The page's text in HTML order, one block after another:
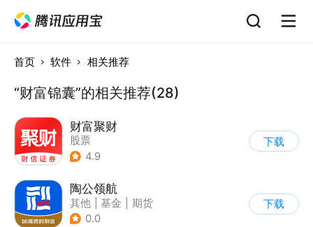
首页 软件 相关推荐
“财富锦囊”的相关推荐(28)
财富聚财
股票
4.9
下载
陶公领航
其他 基金
期货
| 股票
0.0
下载